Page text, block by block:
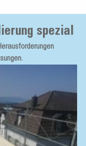
spezial